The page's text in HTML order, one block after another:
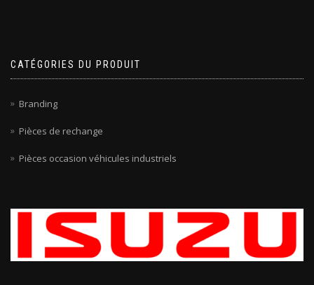
CATÉGORIES DU PRODUIT
Branding
Pièces de rechange
Pièces occasion véhicules industriels